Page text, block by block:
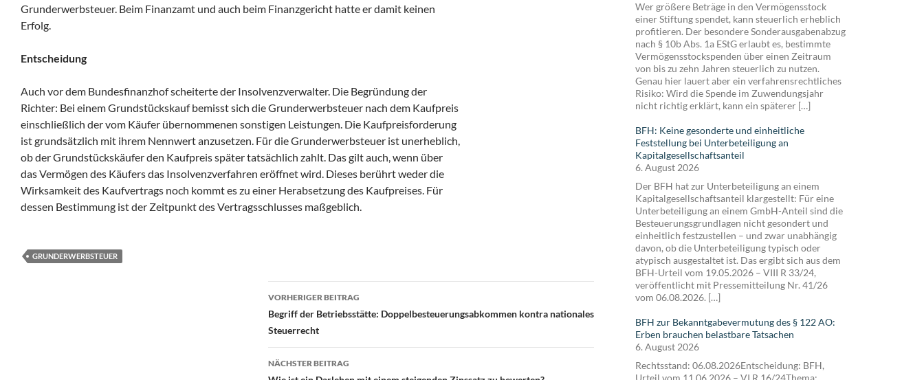
Grunderwerbsteuer. Beim Finanzamt und auch beim Finanzgericht hatte er damit keinen
Erfolg.
Entscheidung
Auch vor dem Bundesfinanzhof scheiterte der Insolvenzverwalter. Die Begründung der
Richter: Bei einem Grundstückskauf bemisst sich die Grunderwerbsteuer nach dem Kaufpreis
einschließlich der vom Käufer übernommenen sonstigen Leistungen. Die Kaufpreisforderung
ist grundsätzlich mit ihrem Nennwert anzusetzen. Für die Grunderwerbsteuer ist unerheblich,
ob der Grundstückskäufer den Kaufpreis später tatsächlich zahlt. Das gilt auch, wenn über
das Vermögen des Käufers das Insolvenzverfahren eröffnet wird. Dieses berührt weder die
Wirksamkeit des Kaufvertrags noch kommt es zu einer Herabsetzung des Kaufpreises. Für
dessen Bestimmung ist der Zeitpunkt des Vertragsschlusses maßgeblich.
GRUNDERWERBSTEUER
Beitragsnavigation
VORHERIGER BEITRAG
Begriff der Betriebsstätte: Doppelbesteuerungsabkommen kontra nationales
Steuerrecht
NÄCHSTER BEITRAG
Wer größere Beträge in den Vermögensstock
einer Stiftung spendet, kann steuerlich erheblich
profitieren. Der besondere Sonderausgabenabzug
nach § 10b Abs. 1a EStG erlaubt es, bestimmte
Vermögensstockspenden über einen Zeitraum
von bis zu zehn Jahren steuerlich zu nutzen.
Genau hier lauert aber ein verfahrensrechtliches
Risiko: Wird die Spende im Zuwendungsjahr
nicht richtig erklärt, kann ein späterer […]
BFH: Keine gesonderte und einheitliche
Feststellung bei Unterbeteiligung an
Kapitalgesellschaftsanteil
6. August 2026
Der BFH hat zur Unterbeteiligung an einem
Kapitalgesellschaftsanteil klargestellt: Für eine
Unterbeteiligung an einem GmbH-Anteil sind die
Besteuerungsgrundlagen nicht gesondert und
einheitlich festzustellen – und zwar unabhängig
davon, ob die Unterbeteiligung typisch oder
atypisch ausgestaltet ist. Das ergibt sich aus dem
BFH-Urteil vom 19.05.2026 – VIII R 33/24,
veröffentlicht mit Pressemitteilung Nr. 41/26
vom 06.08.2026. […]
BFH zur Bekanntgabevermutung des § 122 AO:
Erben brauchen belastbare Tatsachen
6. August 2026
Rechtsstand: 06.08.2026Entscheidung: BFH,
Urteil vom 11.06.2026 – VI R 16/24Thema: